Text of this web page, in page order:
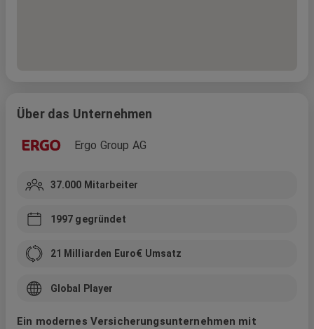
Über das Unternehmen
Ergo Group AG
37.000 Mitarbeiter
1997 gegründet
21 Milliarden Euro€ Umsatz
Global Player
Ein modernes Versicherungsunternehmen mit